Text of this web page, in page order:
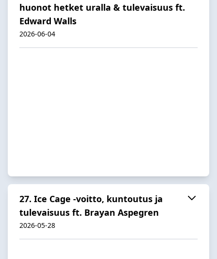
huonot hetket uralla & tulevaisuus ft.
Edward Walls
2026-06-04
27. Ice Cage -voitto, kuntoutus ja
tulevaisuus ft. Brayan Aspegren
2026-05-28